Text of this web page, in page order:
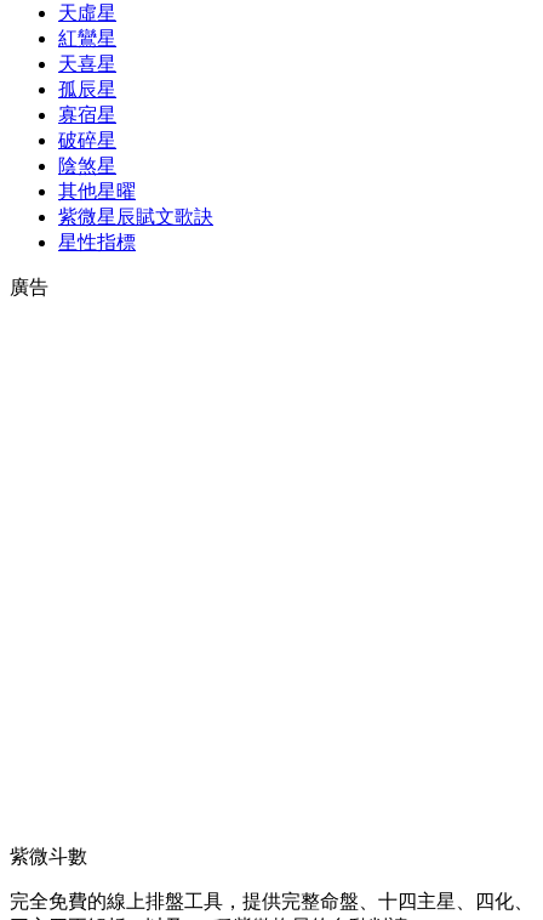
天虛星
紅鸞星
天喜星
孤辰星
寡宿星
破碎星
陰煞星
其他星曜
紫微星辰賦文歌訣
星性指標
廣告
紫微斗數
完全免費的線上排盤工具，提供完整命盤、十四主星、四化、